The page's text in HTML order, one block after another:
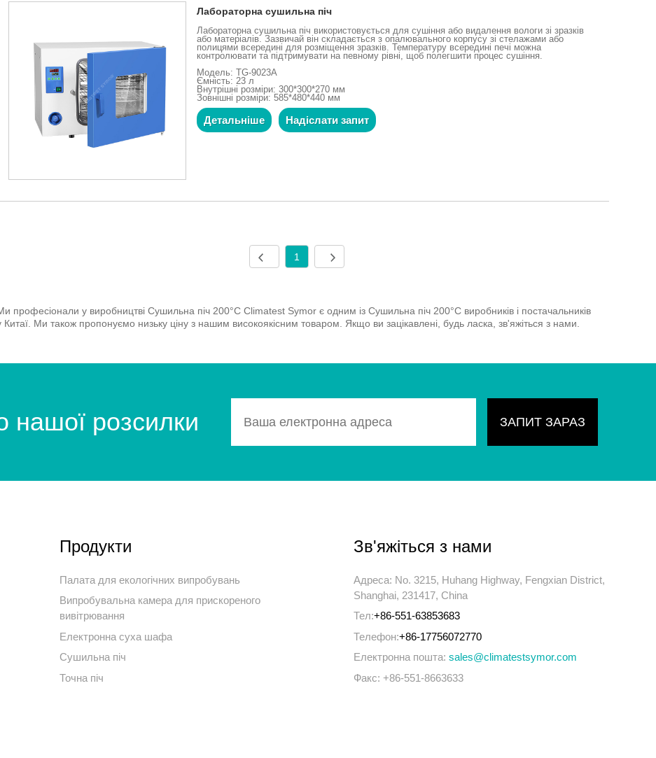
Лабораторна сушильна піч
Лабораторна сушильна піч використовується для сушіння або видалення вологи зі зразків
або матеріалів. Зазвичай він складається з опалювального корпусу зі стелажами або
полицями всередині для розміщення зразків. Температуру всередині печі можна
контролювати та підтримувати на певному рівні, щоб полегшити процес сушіння.
Модель: TG-9023A
Ємність: 23 л
Внутрішні розміри: 300*300*270 мм
Зовнішні розміри: 585*480*440 мм
Детальніше Надіслати запит
1
професіонали у виробництві Сушильна піч 200°C Climatest Symor є одним із Сушильна піч 200°C виробників і постачальників
Китаї. Ми також пропонуємо низьку ціну з нашим високоякісним товаром. Якщо ви зацікавлені, будь ласка, зв'яжіться з нами.
нашої розсилки
Продукти
Палата для екологічних випробувань
Випробувальна камера для прискореного
вивітрювання
Електронна суха шафа
Сушильна піч
Точна піч
Зв'яжіться з нами
Адреса: No. 3215, Huhang Highway, Fengxian District,
Shanghai, 231417, China
Тел:+86-551-63853683
Телефон:+86-17756072770
Електронна пошта: sales@climatestsymor.com
Факс: +86-551-8663633